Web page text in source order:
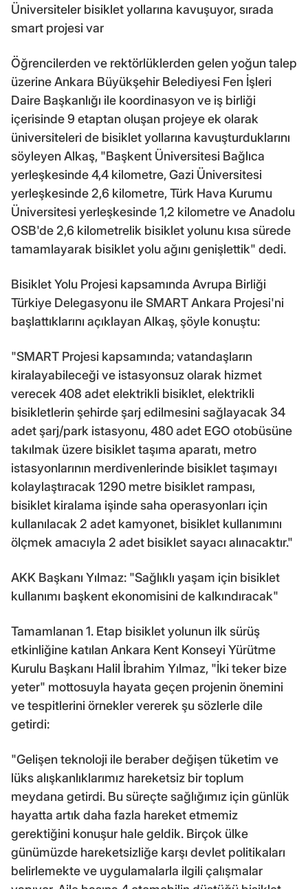
Üniversiteler bisiklet yollarına kavuşuyor, sırada
smart projesi var
Öğrencilerden ve rektörlüklerden gelen yoğun talep
üzerine Ankara Büyükşehir Belediyesi Fen İşleri
Daire Başkanlığı ile koordinasyon ve iş birliği
içerisinde 9 etaptan oluşan projeye ek olarak
üniversiteleri de bisiklet yollarına kavuşturduklarını
söyleyen Alkaş, "Başkent Üniversitesi Bağlıca
yerleşkesinde 4,4 kilometre, Gazi Üniversitesi
yerleşkesinde 2,6 kilometre, Türk Hava Kurumu
Üniversitesi yerleşkesinde 1,2 kilometre ve Anadolu
OSB'de 2,6 kilometrelik bisiklet yolunu kısa sürede
tamamlayarak bisiklet yolu ağını genişlettik" dedi.
Bisiklet Yolu Projesi kapsamında Avrupa Birliği
Türkiye Delegasyonu ile SMART Ankara Projesi'ni
başlattıklarını açıklayan Alkaş, şöyle konuştu:
"SMART Projesi kapsamında; vatandaşların
kiralayabileceği ve istasyonsuz olarak hizmet
verecek 408 adet elektrikli bisiklet, elektrikli
bisikletlerin şehirde şarj edilmesini sağlayacak 34
adet şarj/park istasyonu, 480 adet EGO otobüsüne
takılmak üzere bisiklet taşıma aparatı, metro
istasyonlarının merdivenlerinde bisiklet taşımayı
kolaylaştıracak 1290 metre bisiklet rampası,
bisiklet kiralama işinde saha operasyonları için
kullanılacak 2 adet kamyonet, bisiklet kullanımını
ölçmek amacıyla 2 adet bisiklet sayacı alınacaktır."
AKK Başkanı Yılmaz: "Sağlıklı yaşam için bisiklet
kullanımı başkent ekonomisini de kalkındıracak"
Tamamlanan 1. Etap bisiklet yolunun ilk sürüş
etkinliğine katılan Ankara Kent Konseyi Yürütme
Kurulu Başkanı Halil İbrahim Yılmaz, "İki teker bize
yeter" mottosuyla hayata geçen projenin önemini
ve tespitlerini örnekler vererek şu sözlerle dile
getirdi:
"Gelişen teknoloji ile beraber değişen tüketim ve
lüks alışkanlıklarımız hareketsiz bir toplum
meydana getirdi. Bu süreçte sağlığımız için günlük
hayatta artık daha fazla hareket etmemiz
gerektiğini konuşur hale geldik. Birçok ülke
günümüzde hareketsizliğe karşı devlet politikaları
belirlemekte ve uygulamalarla ilgili çalışmalar